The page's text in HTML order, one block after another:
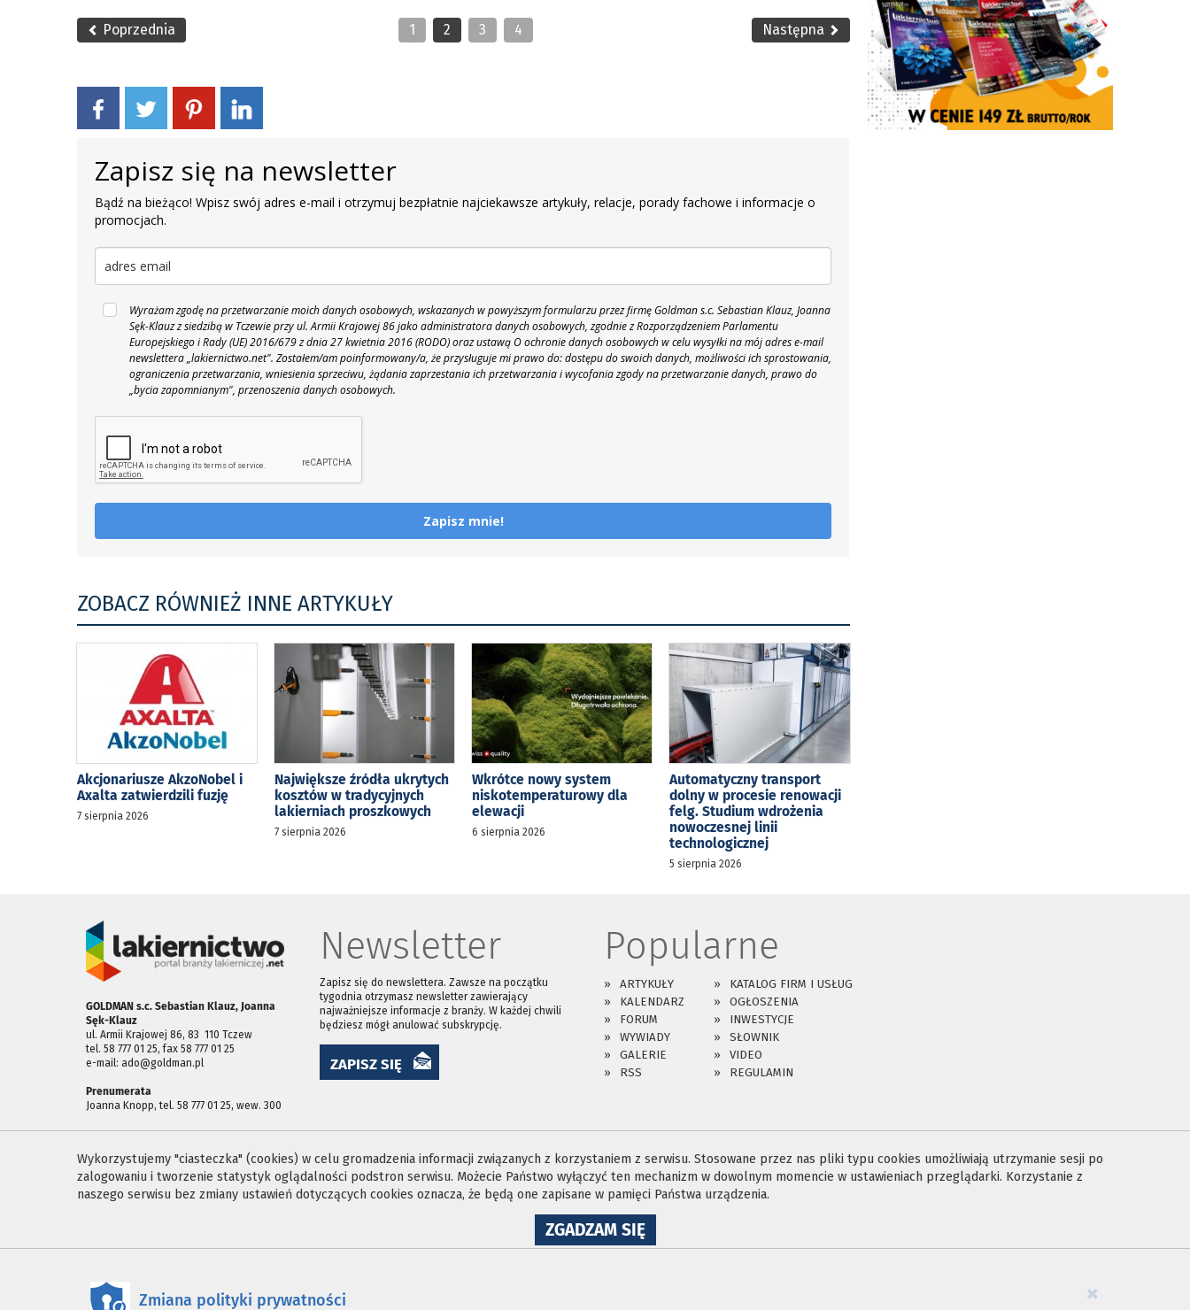
Poprzednia 1 2 3 4 Następna
Zapisz się na newsletter
Bądź na bieżąco! Wpisz swój adres e-mail i otrzymuj bezpłatnie najciekawsze artykuły, relacje, porady fachowe i informacje o
promocjach.
Wyrażam zgodę na przetwarzanie moich danych osobowych, wskazanych w powyższym formularzu przez firmę Goldman s.c. Sebastian Klauz, Joanna
Sęk-Klauz z siedzibą w Tczewie przy ul. Armii Krajowej 86 jako administratora danych osobowych, zgodnie z Rozporządzeniem Parlamentu
Europejskiego i Rady (UE) 2016/679 z dnia 27 kwietnia 2016 (RODO) oraz ustawą O ochronie danych osobowych w celu wysyłki na mój adres e-mail
newslettera „lakiernictwo.net". Zostałem/am poinformowany/a, że przysługuje mi prawo do: dostępu do swoich danych, możliwości ich sprostowania,
ograniczenia przetwarzania, wniesienia sprzeciwu, żądania zaprzestania ich przetwarzania i wycofania zgody na przetwarzanie danych, prawo do
„bycia zapomnianym", przenoszenia danych osobowych.
Zapisz mnie!
ZOBACZ RÓWNIEŻ INNE ARTYKUŁY
Akcjonariusze AkzoNobel i
Axalta zatwierdzili fuzję
7 sierpnia 2026
Największe źródła ukrytych
kosztów w tradycyjnych
lakierniach proszkowych
7 sierpnia 2026
Wkrótce nowy system
niskotemperaturowy dla
elewacji
6 sierpnia 2026
Automatyczny transport
dolny w procesie renowacji
felg. Studium wdrożenia
nowoczesnej linii
technologicznej
5 sierpnia 2026
GOLDMAN s.c. Sebastian Klauz, Joanna
Sęk-Klauz
ul. Armii Krajowej 86, 83 ­ 110 Tczew
tel. 58 777 01 25, fax 58 777 01 25
e-mail: ado@goldman.pl
Prenumerata
Joanna Knopp, tel. 58 777 01 25, wew. 300
Newsletter
Zapisz się do newslettera. Zawsze na początku
tygodnia otrzymasz newsletter zawierający
najważniejsze informacje z branży. W każdej chwili
będziesz mógł anulować subskrypcję.
ZAPISZ SIĘ
Popularne
ARTYKUŁY
KATALOG FIRM I USŁUG
KALENDARZ
OGŁOSZENIA
FORUM
INWESTYCJE
WYWIADY
SŁOWNIK
GALERIE
VIDEO
RSS
REGULAMIN
Wykorzystujemy "ciasteczka" (cookies) w celu gromadzenia informacji związanych z korzystaniem z serwisu. Stosowane przez nas pliki typu cookies umożliwiają utrzymanie sesji po
zalogowaniu i tworzenie statystyk oglądalności podstron serwisu. Możecie Państwo wyłączyć ten mechanizm w dowolnym momencie w ustawieniach przeglądarki. Korzystanie z
naszego serwisu bez zmiany ustawień dotyczących cookies oznacza, że będą one zapisane w pamięci Państwa urządzenia.
ZGADZAM SIĘNA
WYKORZYSTANIE
×
Zmiana polityki prywatności